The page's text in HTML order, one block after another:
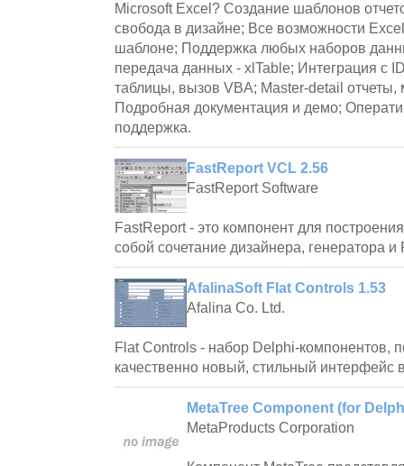
Microsoft Excel? Создание шаблонов
свобода в дизайне; Все возможности
шаблоне; Поддержка любых наборов
передача данных - xlTable; Интеграция с
таблицы, вызов VBA; Master-detail отчеты,
Подробная документация и демо;
поддержка.
FastReport VCL 2.56
FastReport Software
FastReport - это компонент для
собой сочетание дизайнера, генератора и
AfalinaSoft Flat Controls 1.53
Afalina Co. Ltd.
Flat Controls - набор Delphi-компонентов,
качественно новый, стильный интерфейс
MetaTree Component (for
MetaProducts Corporation